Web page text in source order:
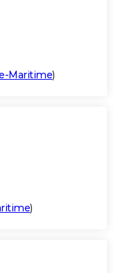
Maritime)
)